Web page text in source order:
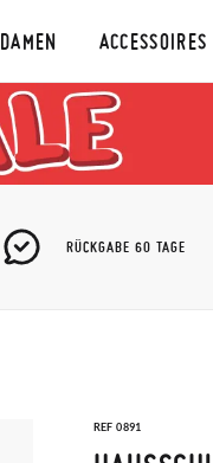
DAMEN ACCESSOIRES
RÜCKGABE 60 TAGE
REF 0891